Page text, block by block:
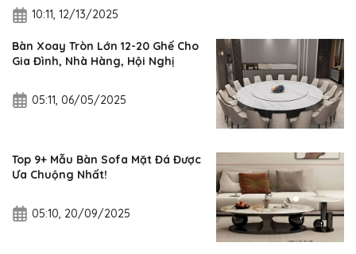
10:11, 12/13/2025
Bàn Xoay Tròn Lớn 12-20 Ghế Cho
Gia Đình, Nhà Hàng, Hội Nghị
05:11, 06/05/2025
Top 9+ Mẫu Bàn Sofa Mặt Đá Được
Ưa Chuộng Nhất!
05:10, 20/09/2025